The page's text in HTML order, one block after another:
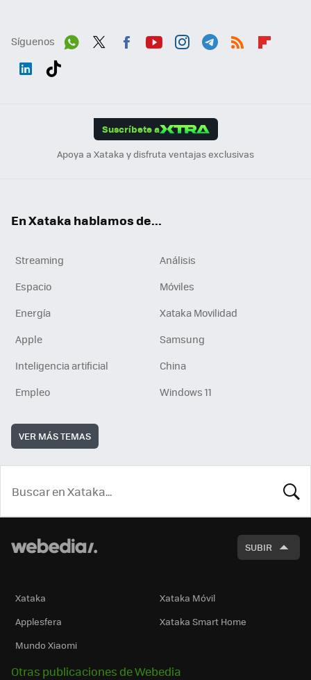
Síguenos
Suscríbete a
Apoya a Xataka y disfruta ventajas exclusivas
En Xataka hablamos de...
Streaming
Análisis
Espacio
Móviles
Energía
Xataka Movilidad
Apple
Samsung
Inteligencia artificial
China
Empleo
Windows 11
VER MÁS TEMAS
SUBIR
Xataka
Xataka Móvil
Applesfera
Xataka Smart Home
Mundo Xiaomi
Otras publicaciones de Webedia